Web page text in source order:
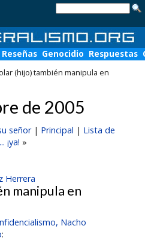
Reseñas Genocidio Respuestas
(hijo) también manipula en
de 2005
señor| Principal | Lista de
¡ya! »
Herrera
manipula en
Nacho
: